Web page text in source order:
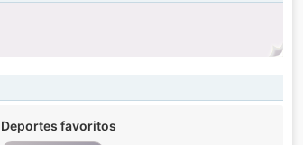
Deportes favoritos